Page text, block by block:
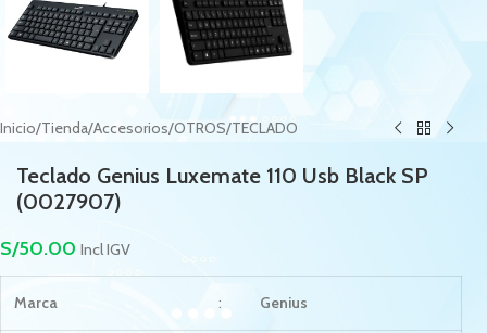
Inicio/Tienda/Accesorios/OTROS/TECLADO
Teclado Genius Luxemate 110 Usb Black SP
(0027907)
S/50.00 Incl IGV
Marca : Genius